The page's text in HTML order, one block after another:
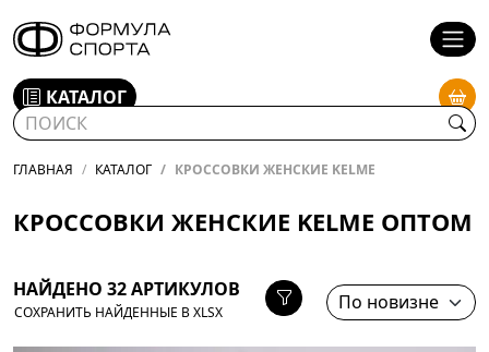
КАТАЛОГ
ГЛАВНАЯ КАТАЛОГ КРОССОВКИ ЖЕНСКИЕ KELME
КРОССОВКИ ЖЕНСКИЕ KELME ОПТОМ
НАЙДЕНО 32 АРТИКУЛОВ
СОХРАНИТЬ НАЙДЕННЫЕ В XLSX